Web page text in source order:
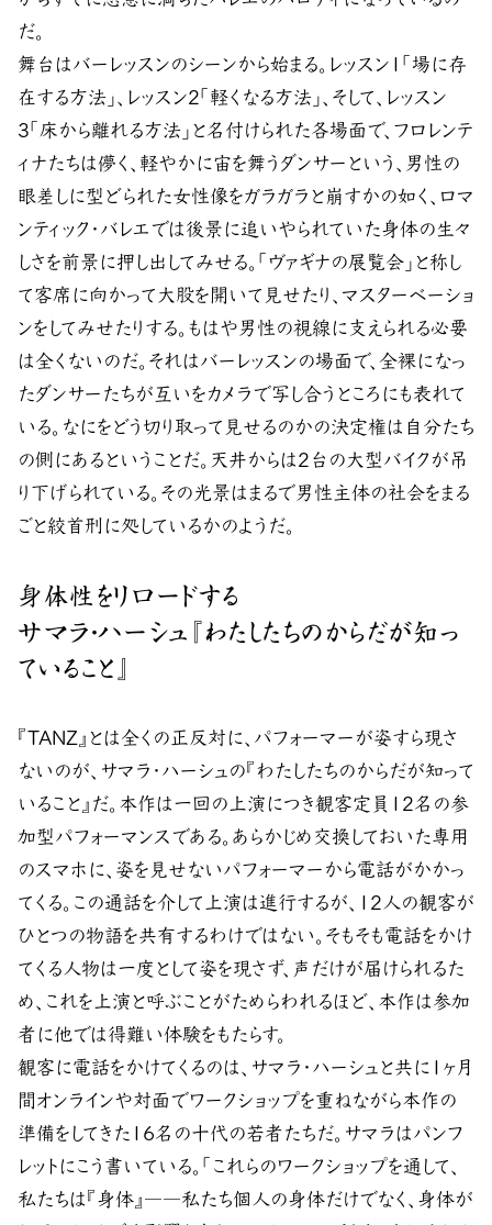
だ。
舞台はバーレッスンのシーンから始まる。レッスン1「場に存
在する方法」、レッスン2「軽くなる方法」、そして、レッスン
3「床から離れる方法」と名付けられた各場面で、フロレンテ
ィナたちは儚く、軽やかに宙を舞うダンサーという、男性の
眼差しに型どられた女性像をガラガラと崩すかの如く、ロマ
ンティック・バレエでは後景に追いやられていた身体の生々
しさを前景に押し出してみせる。「ヴァギナの展覧会」と称し
て客席に向かって大股を開いて見せたり、マスターベーショ
ンをしてみせたりする。もはや男性の視線に支えられる必要
は全くないのだ。それはバーレッスンの場面で、全裸になっ
たダンサーたちが互いをカメラで写し合うところにも表れて
いる。なにをどう切り取って見せるのかの決定権は自分たち
の側にあるということだ。天井からは2台の大型バイクが吊
り下げられている。その光景はまるで男性主体の社会をまる
ごと絞首刑に処しているかのようだ。
身体性をリロードする
サマラ・ハーシュ『わたしたちのからだが知っ
ていること』
『TANZ』とは全くの正反対に、パフォーマーが姿すら現さ
ないのが、サマラ・ハーシュの『わたしたちのからだが知って
いること』だ。本作は一回の上演につき観客定員12名の参
加型パフォーマンスである。あらかじめ交換しておいた専用
のスマホに、姿を見せないパフォーマーから電話がかかっ
てくる。この通話を介して上演は進行するが、12人の観客が
ひとつの物語を共有するわけではない。そもそも電話をかけ
てくる人物は一度として姿を現さず、声だけが届けられるた
め、これを上演と呼ぶことがためらわれるほど、本作は参加
者に他では得難い体験をもたらす。
観客に電話をかけてくるのは、サマラ・ハーシュと共に1ヶ月
間オンラインや対面でワークショップを重ねながら本作の
準備をしてきた16名の十代の若者たちだ。サマラはパンフ
レットにこう書いている。「これらのワークショップを通して、
私たちは『身体』――私たち個人の身体だけでなく、身体が